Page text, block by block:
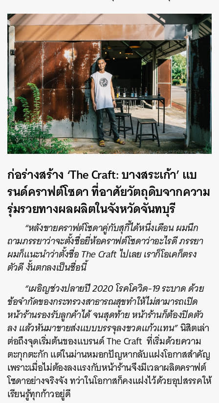
ก่อร่างสร้าง ‘The Craft: บางสระเก้า’ แบ
รนด์คราฟต์โซดา ที่อาศัยวัตถุดิบจากความ
รุ่มรวยทางผลผลิตในจังหวัดจันทบุรี
“หลังขายคราฟต์โซดาคู่กับสุกี้ได้หนึ่งเดือน ผมนึก
ถามภรรยาว่าจะตั้งชื่อยี่ห้อคราฟต์โซดาว่าอะไรดี ภรรยา
ผมก็แนะนำว่าตั้งชื่อ The Craft ไปเลย เราก็โอเคก็ตรง
ตัวดี งั้นตกลงเป็นชื่อนี้
“เผอิญช่วงปลายปี 2020 โรคโควิด-19 ระบาด ด้วย
ข้อจำกัดของกระทรวงสาธารณสุขทำให้ไม่สามารถเปิด
หน้าร้านรองรับลูกค้าได้ จนสุดท้าย หน้าร้านก็ต้องปิดตัว
ลง แล้วหันมาขายส่งแบบบรรจุลงขวดแก้วแทน”นิสิตเล่า
ต่อถึงจุดเริ่มต้นของแบรนด์ The Craft ที่เริ่มด้วยความ
ตะกุกตะกัก แต่ในม่านหมอกปัญหากลับแฝงโอกาสสำคัญ
เพราะเมื่อไม่ต้องลงแรงกับหน้าร้านจึงมีเวลาผลิตคราฟต์
โซดาอย่างจริงจัง ทว่าในโอกาสก็คงแฝงไว้ด้วยอุปสรรคให้
เรียนรู้ทุกก้าวอยู่ดี